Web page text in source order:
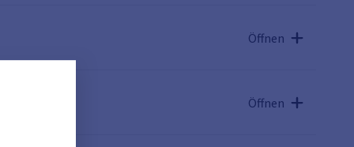
Öffnen
Öffnen